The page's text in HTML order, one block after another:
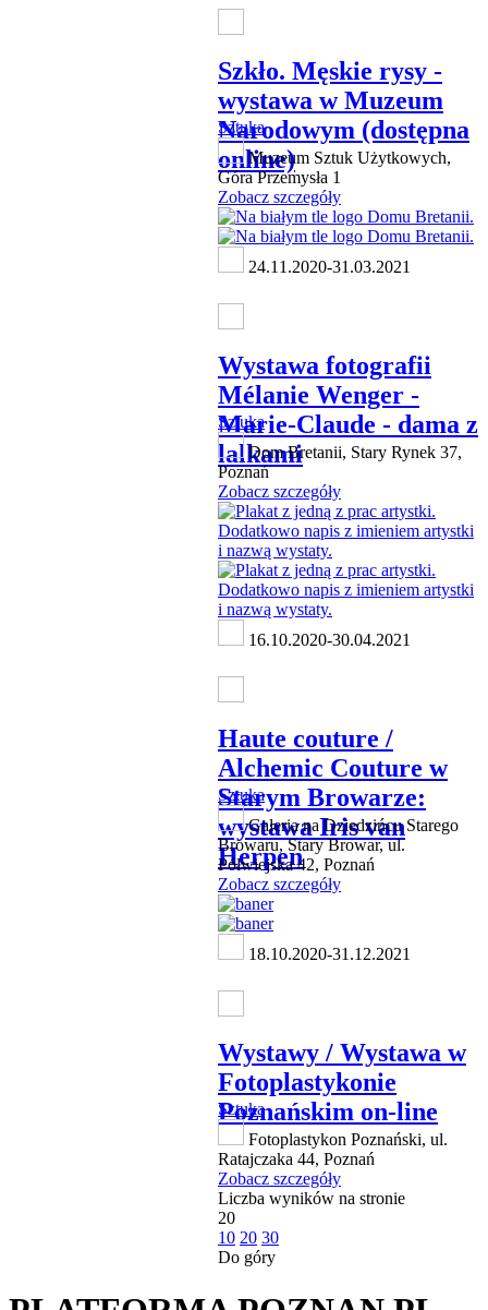
Szkło. Męskie rysy -
wystawa w Muzeum
Narodowym (dostępna
online)
Sztuka
Muzeum Sztuk Użytkowych,
Góra Przemysła 1
Zobacz szczegóły
24.11.2020-31.03.2021
Wystawa fotografii
Mélanie Wenger -
Marie-Claude - dama z
lalkami
Sztuka
Dom Bretanii, Stary Rynek 37,
Poznań
Zobacz szczegóły
16.10.2020-30.04.2021
Haute couture /
Alchemic Couture w
Starym Browarze:
wystawa Iris van
Herpen
Sztuka
Galeria na Dziedzińcu Starego
Browaru, Stary Browar, ul.
Półwiejska 42, Poznań
Zobacz szczegóły
18.10.2020-31.12.2021
Wystawy / Wystawa w
Fotoplastykonie
Poznańskim on-line
Sztuka
Fotoplastykon Poznański, ul.
Ratajczaka 44, Poznań
Zobacz szczegóły
Liczba wyników na stronie
20
10 20 30
Do góry